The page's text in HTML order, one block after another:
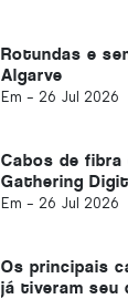
Rotundas e
Algarve
Em - 26 Jul 2026
Cabos de
Gathering
Em - 26 Jul 2026
Os principais
já tiveram seu